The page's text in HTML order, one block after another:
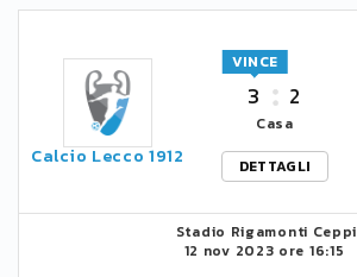
Calcio Lecco 1912
3
VINCE
2
Casa
DETTAGLI
Stadio Rigamonti Ceppi
12 nov 2023 ore 16:15